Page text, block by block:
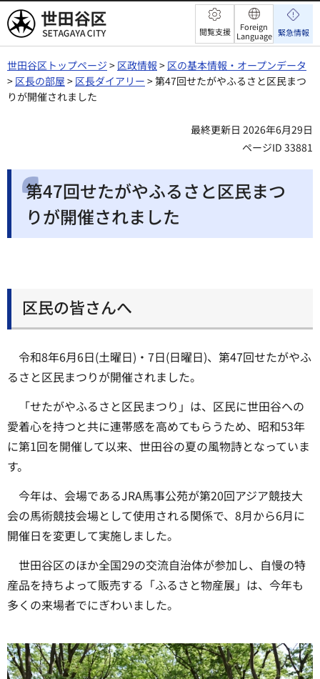
世田谷区 閲覧支援
Foreign
Language 緊急情報
世田谷区トップページ > 区政情報 > 区の基本情報・オープンデータ
> 区長の部屋 > 区長ダイアリー > 第47回せたがやふるさと区民まつ
りが開催されました
最終更新日 2026年6月29日
ページID 33881
第47回せたがやふるさと区民まつ
りが開催されました
区民の皆さんへ
令和8年6月6日(土曜日)・7日(日曜日)、第47回せたがやふ
るさと区民まつりが開催されました。
「せたがやふるさと区民まつり」は、区民に世田谷への
愛着心を持つと共に連帯感を高めてもらうため、昭和53年
に第1回を開催して以来、世田谷の夏の風物詩となっていま
す。
今年は、会場であるJRA馬事公苑が第20回アジア競技大
会の馬術競技会場として使用される関係で、8月から6月に
開催日を変更して実施しました。
世田谷区のほか全国29の交流自治体が参加し、自慢の特
産品を持ちよって販売する「ふるさと物産展」は、今年も
多くの来場者でにぎわいました。